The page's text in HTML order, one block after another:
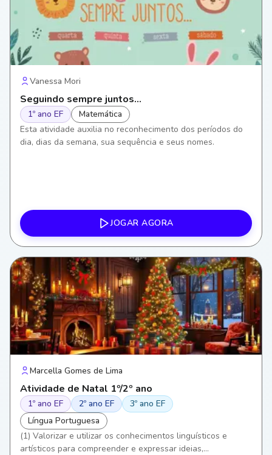
Vanessa Mori
Seguindo sempre juntos...
1º ano EF
Matemática
Esta atividade auxilia no reconhecimento dos períodos do
dia, dias da semana, sua sequência e seus nomes.
JOGAR AGORA
Marcella Gomes de Lima
Atividade de Natal 1º/2º ano
1º ano EF 2º ano EF
3º ano EF
Língua Portuguesa
(1) Valorizar e utilizar os conhecimentos linguísticos e
artísticos para compreender e expressar ideias,